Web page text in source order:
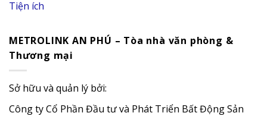
Tiện ích
METROLINK AN PHÚ – Tòa nhà văn phòng &
Thương mại
Sở hữu và quản lý bởi:
Công ty Cổ Phần Đầu tư và Phát Triển Bất Động Sản